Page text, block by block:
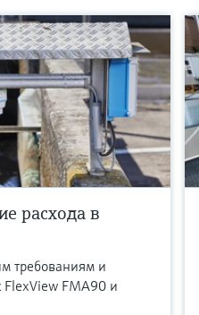
расхода в
требованиям и
FlexView FMA90 и